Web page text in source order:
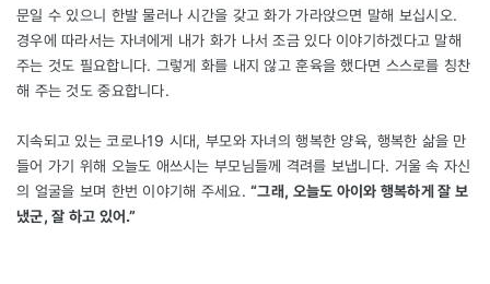
문일 수 있으니 한발 물러나 시간을 갖고 화가 가라앉으면 말해 보십시오.
경우에 따라서는 자녀에게 내가 화가 나서 조금 있다 이야기하겠다고 말해
주는 것도 필요합니다. 그렇게 화를 내지 않고 훈육을 했다면 스스로를 칭찬
해 주는 것도 중요합니다.
지속되고 있는 코로나19 시대, 부모와 자녀의 행복한 양육, 행복한 삶을 만
들어 가기 위해 오늘도 애쓰시는 부모님들께 격려를 보냅니다. 거울 속 자신
의 얼굴을 보며 한번 이야기해 주세요.“그래, 오늘도 아이와 행복하게 잘 보
냈군, 잘 하고 있어.”